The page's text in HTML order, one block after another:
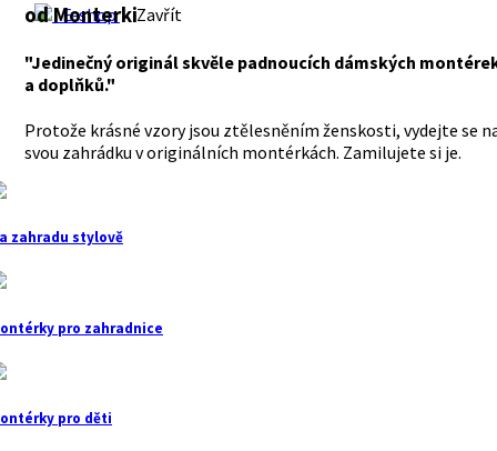
E-shop Zavřít
od Monterki
"Jedinečný originál skvěle padnoucích dámských
a doplňků."
Protože krásné vzory jsou ztělesněním ženskosti, vydejte se
svou zahrádku v originálních montérkách. Zamilujete si je.
zahradu stylově
pro zahradnice
pro děti